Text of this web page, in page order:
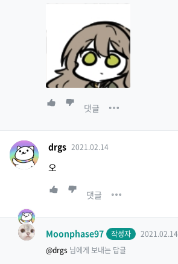
댓글
drgs 2021.02.14
오
댓글
Moonphase97 작성자
2021.02.14
@drgs 님에게 보내는 답글